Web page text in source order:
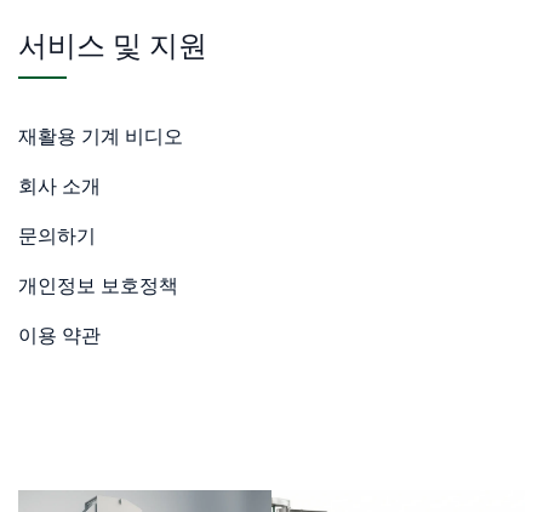
서비스 및 지원
재활용 기계 비디오
회사 소개
문의하기
개인정보 보호정책
이용 약관